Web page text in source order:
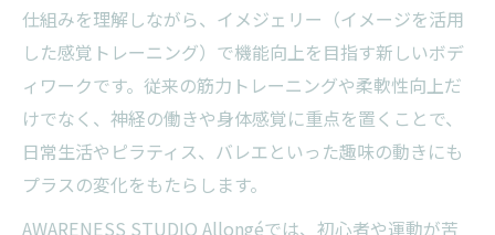
仕組みを理解しながら、イメジェリー（イメージを活用
した感覚トレーニング）で機能向上を目指す新しいボデ
ィワークです。従来の筋力トレーニングや柔軟性向上だ
けでなく、神経の働きや身体感覚に重点を置くことで、
日常生活やピラティス、バレエといった趣味の動きにも
プラスの変化をもたらします。
AWARENESS STUDIO Allongéでは、初心者や運動が苦